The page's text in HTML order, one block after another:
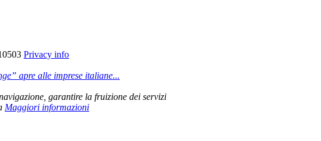
Privacy info
apre alle imprese italiane...
garantire la fruizione dei servizi
Maggiori informazioni